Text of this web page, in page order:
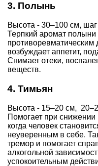
3. Полынь
Высота - 30–100 см,
Терпкий аромат
противоревматическим
возбуждает аппетит,
Снимает отеки,
веществ.
4. Тимьян
Высота - 15–20 см,
Помогает при
когда человек
неуверенным в себе.
тремор и помогает
алкогольной
успокоительным